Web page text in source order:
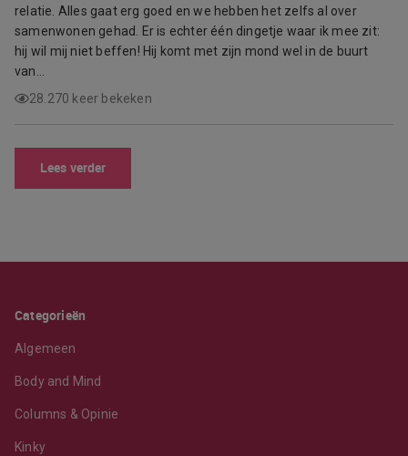
relatie. Alles gaat erg goed en we hebben het zelfs al over
samenwonen gehad. Er is echter één dingetje waar ik mee zit:
hij wil mij niet beffen! Hij komt met zijn mond wel in de buurt
van…
28.270 keer bekeken
Lees verder
Categorieën
Algemeen
Body and Mind
Columns & Opinie
Kinky